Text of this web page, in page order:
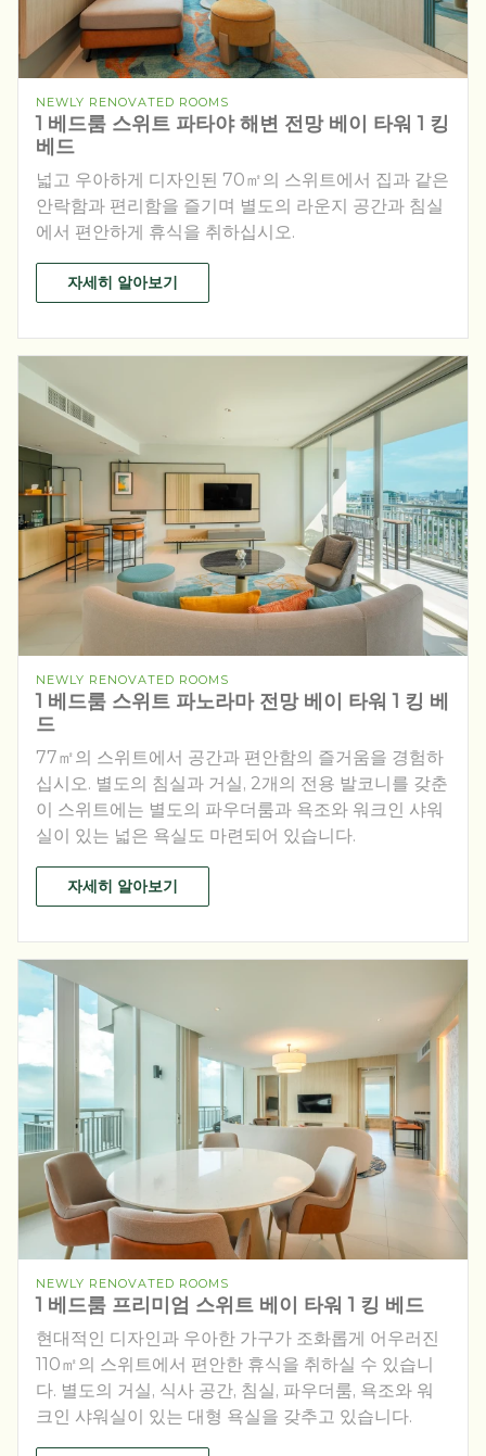
NEWLY RENOVATED ROOMS
1 베드룸 스위트 파타야 해변 전망 베이 타워 1 킹
베드
넓고 우아하게 디자인된 70㎡의 스위트에서 집과 같은
안락함과 편리함을 즐기며 별도의 라운지 공간과 침실
에서 편안하게 휴식을 취하십시오.
자세히 알아보기
NEWLY RENOVATED ROOMS
1 베드룸 스위트 파노라마 전망 베이 타워 1 킹 베
드
77㎡의 스위트에서 공간과 편안함의 즐거움을 경험하
십시오. 별도의 침실과 거실, 2개의 전용 발코니를 갖춘
이 스위트에는 별도의 파우더룸과 욕조와 워크인 샤워
실이 있는 넓은 욕실도 마련되어 있습니다.
자세히 알아보기
NEWLY RENOVATED ROOMS
1 베드룸 프리미엄 스위트 베이 타워 1 킹 베드
현대적인 디자인과 우아한 가구가 조화롭게 어우러진
110㎡의 스위트에서 편안한 휴식을 취하실 수 있습니
다. 별도의 거실, 식사 공간, 침실, 파우더룸, 욕조와 워
크인 샤워실이 있는 대형 욕실을 갖추고 있습니다.